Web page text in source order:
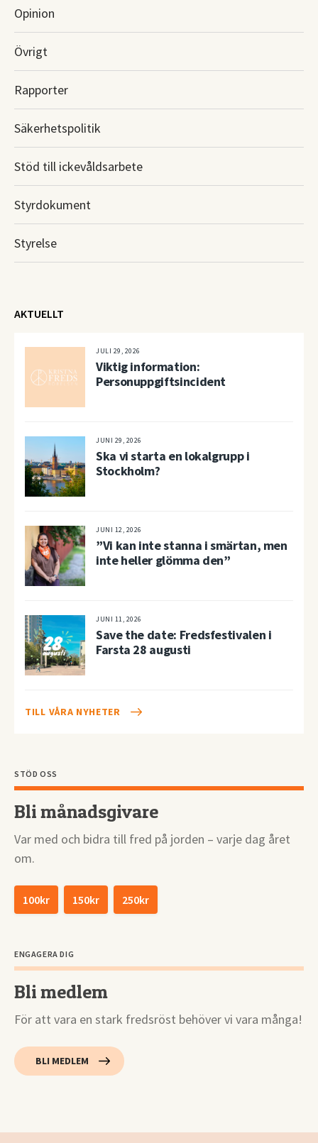
Opinion
Övrigt
Rapporter
Säkerhetspolitik
Stöd till ickevåldsarbete
Styrdokument
Styrelse
AKTUELLT
JULI 29, 2026
Viktig information:
Personuppgiftsincident
JUNI 29, 2026
Ska vi starta en lokalgrupp i
Stockholm?
JUNI 12, 2026
”Vi kan inte stanna i smärtan, men
inte heller glömma den”
JUNI 11, 2026
Save the date: Fredsfestivalen i
Farsta 28 augusti
TILL VÅRA NYHETER
STÖD OSS
Bli månadsgivare
Var med och bidra till fred på jorden – varje dag året
om.
100kr 150kr 250kr
ENGAGERA DIG
Bli medlem
För att vara en stark fredsröst behöver vi vara många!
BLI MEDLEM